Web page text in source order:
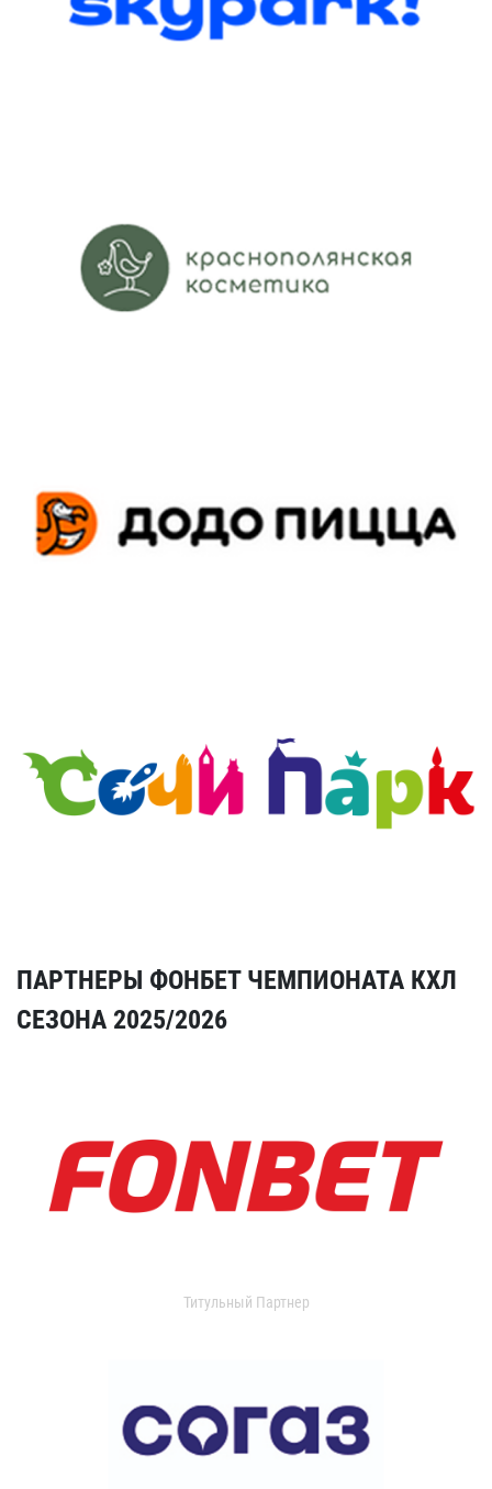
ПАРТНЕРЫ ФОНБЕТ ЧЕМПИОНАТА КХЛ
СЕЗОНА 2025/2026
Титульный Партнер